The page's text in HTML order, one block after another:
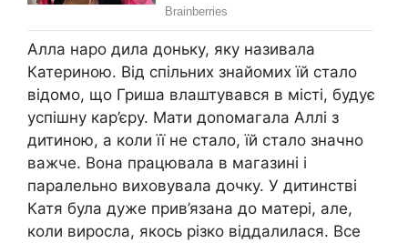
Алла наро дила доньку, яку називала
Катериною. Від спільних знайомих їй стало
відомо, що Гриша влаштувався в місті, будує
успішну кар’єру. Мати доnомагала Аллі з
дитиною, а коли її не стало, їй стало значно
важче. Вона працювала в магазині і
паралельно виховувала дочку. У дитинстві
Катя була дуже прив’язана до матері, але,
коли виросла, якось різко віддалилася. Все